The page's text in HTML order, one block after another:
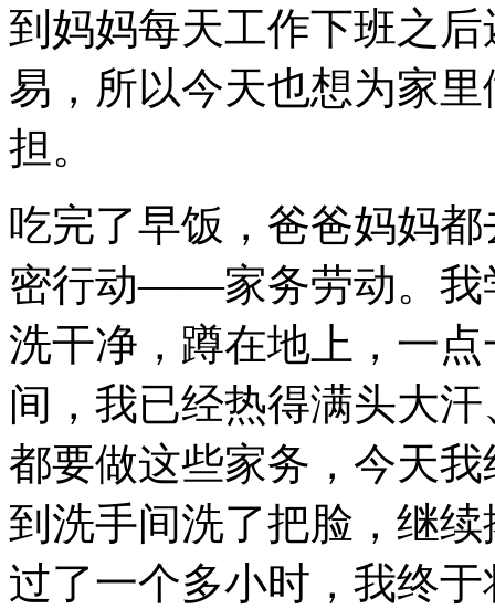
到妈妈每天工作下班之
易，所以今天也想为家
担。
吃完了早饭，爸爸妈妈
密行动——家务劳动。我
洗干净，蹲在地上，一
间，我已经热得满头大
都要做这些家务，今天
到洗手间洗了把脸，继
过了一个多小时，我终